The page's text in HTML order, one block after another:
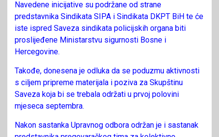
Navedene inicijative su podržane od strane
predstavnika Sindikata SIPA i Sindikata DKPT BiH te će
iste ispred Saveza sindikata policijskih organa biti
proslijeđene Ministarstvu sigurnosti Bosne i
Hercegovine.
Takođe, donesena je odluka da se poduzmu aktivnosti
s ciljem pripreme materijala i poziva za Skupštinu
Saveza koja bi se trebala održati u prvoj polovini
mjeseca septembra.
Nakon sastanka Upravnog odbora održan je i sastanak